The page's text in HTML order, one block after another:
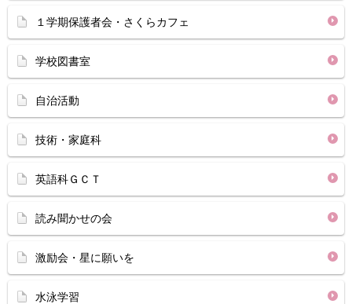
１学期保護者会・さくらカフェ
学校図書室
自治活動
技術・家庭科
英語科ＧＣＴ
読み聞かせの会
激励会・星に願いを
水泳学習